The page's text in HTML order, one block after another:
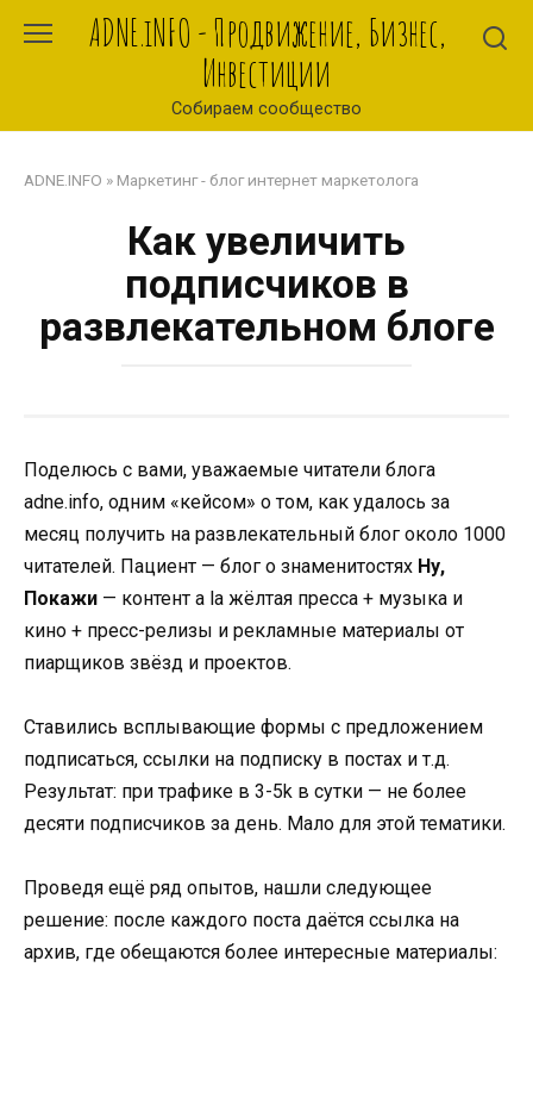
ADNE.iNFO - Продвижение, Бизнес,
Инвестиции
Собираем сообщество
ADNE.INFO » Маркетинг - блог интернет маркетолога
Как увеличить
подписчиков в
развлекательном блоге
Поделюсь с вами, уважаемые читатели блога
adne.info, одним «кейсом» о том, как удалось за
месяц получить на развлекательный блог около 1000
читателей. Пациент — блог о знаменитостях Ну,
Покажи — контент a la жёлтая пресса + музыка и
кино + пресс-релизы и рекламные материалы от
пиарщиков звёзд и проектов.
Ставились всплывающие формы с предложением
подписаться, ссылки на подписку в постах и т.д.
Результат: при трафике в 3-5k в сутки — не более
десяти подписчиков за день. Мало для этой тематики.
Проведя ещё ряд опытов, нашли следующее
решение: после каждого поста даётся ссылка на
архив, где обещаются более интересные материалы: